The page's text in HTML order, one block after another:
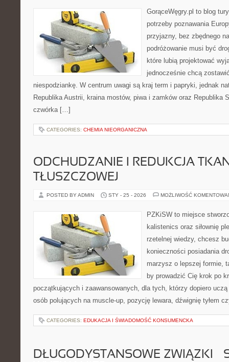
GorąceWęgry.pl to blog
potrzeby poznawania
przyjazny, bez zbędnego
podróżowanie musi być
które lubią projektować
jednocześnie chcą
niespodziankę. W centrum uwagi są kraj term i papryki, jednak
Republika Austrii, kraina mostów, piwa i zamków oraz Republika
czwórka […]
CATEGORIES: CHEMIA NIEORGANICZNA
ODCHUDZANIE I REDUKCJA
TŁUSZCZOWEJ
POSTED BY ADMIN STY - 25 - 2026 MOŻLIWOŚĆ
PZKiSW to miejsce
kalistenics oraz siłownię
rzetelnej wiedzy, chcesz
konieczności posiadania
marzysz o lepszej formie,
by prowadzić Cię krok po
początkujących i zaawansowanych, dla tych, którzy dopiero
osób polujących na muscle-up, pozycję lewara, dźwignię tyłem
CATEGORIES: EDUKACJA I ŚWIADOMOŚĆ KONSUMENCKA
DŁUGODYSTANSOWE ZWIĄZKI –